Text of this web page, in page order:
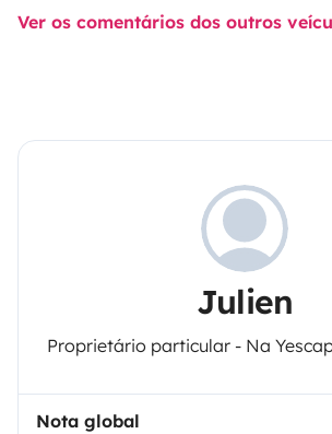
Ver os comentários dos outros
Julien
Proprietário particular - Na
Nota global